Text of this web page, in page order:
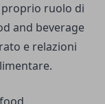
proprio ruolo di
and beverage
e relazioni